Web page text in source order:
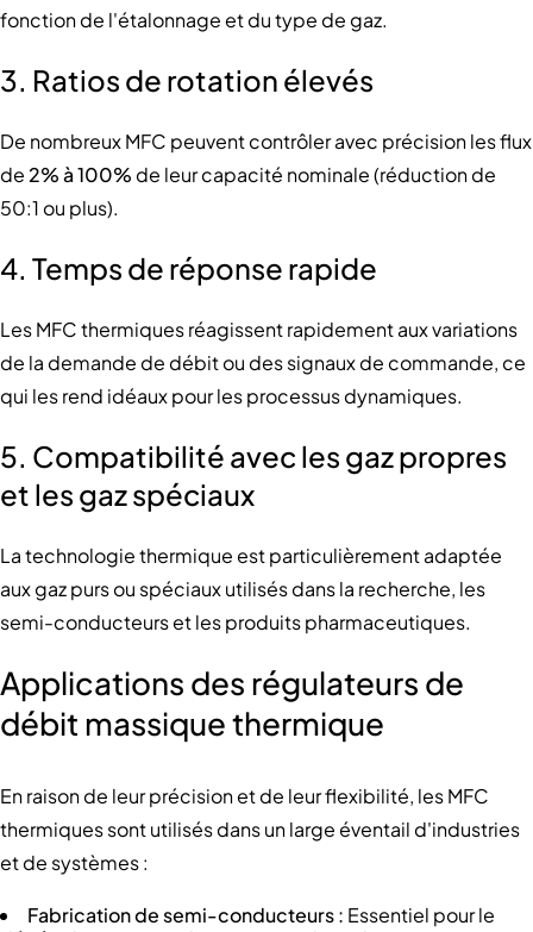
fonction de l'étalonnage et du type de gaz.
3. Ratios de rotation élevés
De nombreux MFC peuvent contrôler avec précision les flux
de 2% à 100% de leur capacité nominale (réduction de
50:1 ou plus).
4. Temps de réponse rapide
Les MFC thermiques réagissent rapidement aux variations
de la demande de débit ou des signaux de commande, ce
qui les rend idéaux pour les processus dynamiques.
5. Compatibilité avec les gaz propres
et les gaz spéciaux
La technologie thermique est particulièrement adaptée
aux gaz purs ou spéciaux utilisés dans la recherche, les
semi-conducteurs et les produits pharmaceutiques.
Applications des régulateurs de
débit massique thermique
En raison de leur précision et de leur flexibilité, les MFC
thermiques sont utilisés dans un large éventail d'industries
et de systèmes :
Fabrication de semi-conducteurs : Essentiel pour le